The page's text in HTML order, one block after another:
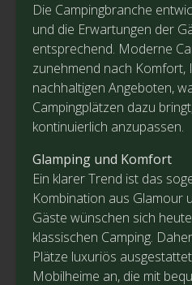
Die Campingbranche
und die Erwartungen der
entsprechend. Moderne
zunehmend nach Komfort,
nachhaltigen Angeboten,
Campingplätzen dazu
kontinuierlich anzupassen.
Glamping und Komfort
Ein klarer Trend ist das
Kombination aus Glamour
Gäste wünschen sich
klassischen Camping.
Plätze luxuriös
Mobilheime an, die mit